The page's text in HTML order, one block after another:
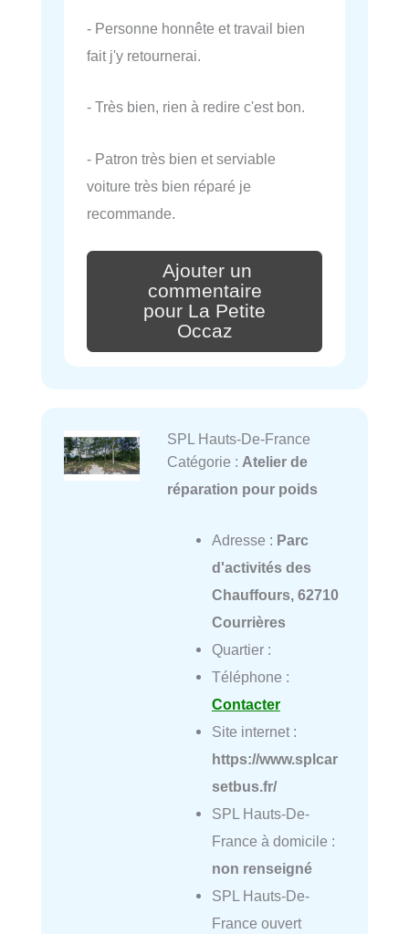
- Personne honnête et travail bien
fait j'y retournerai.
- Très bien, rien à redire c'est bon.
- Patron très bien et serviable
voiture très bien réparé je
recommande.
Ajouter un
commentaire
pour La Petite
Occaz
SPL Hauts-De-France
Catégorie : Atelier de
réparation pour poids
Adresse : Parc
d'activités des
Chauffours, 62710
Courrières
Quartier :
Téléphone :
Contacter
Site internet :
https://www.splcar
setbus.fr/
SPL Hauts-De-
France à domicile :
non renseigné
SPL Hauts-De-
France ouvert